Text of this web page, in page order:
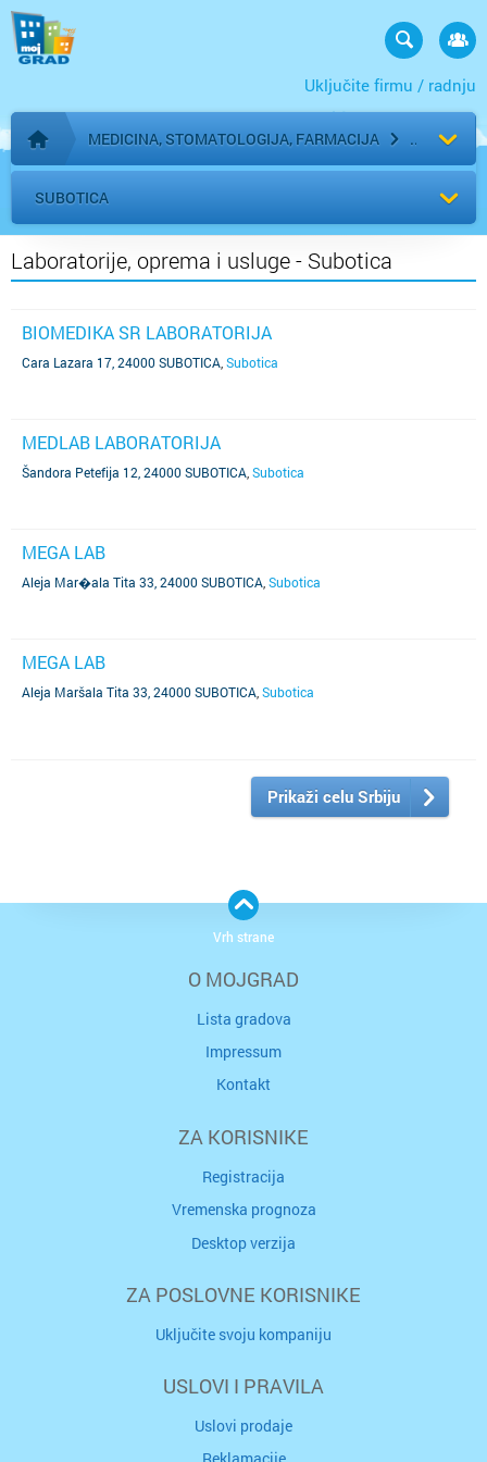
Uključite firmu / radnju
Početna stranica
MEDICINA, STOMATOLOGIJA, FARMACIJA
SUBOTICA
Laboratorije, oprema i usluge - Subotica
BIOMEDIKA SR LABORATORIJA
Cara Lazara 17, 24000 SUBOTICA Subotica
MEDLAB LABORATORIJA
Šandora Petefija 12, 24000 SUBOTICA Subotica
MEGA LAB
Aleja Mar�ala Tita 33, 24000 SUBOTICA Subotica
MEGA LAB
Aleja Maršala Tita 33, 24000 SUBOTICA Subotica
Prikaži celu Srbiju
O MOJGRAD
Lista gradova
Impressum
Kontakt
ZA KORISNIKE
Registracija
Vremenska prognoza
Desktop verzija
ZA POSLOVNE KORISNIKE
Uključite svoju kompaniju
USLOVI I PRAVILA
Uslovi prodaje
Vrh strane